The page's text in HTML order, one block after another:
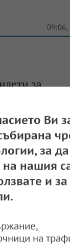
09:06,
за
на
09:05,
в село
Ви
за да
нашия
и за
на